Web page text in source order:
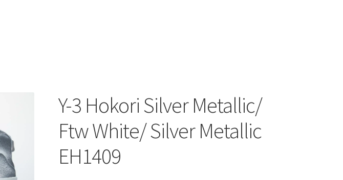
Y-3 Hokori Silver Metallic/
Ftw White/ Silver Metallic
EH1409